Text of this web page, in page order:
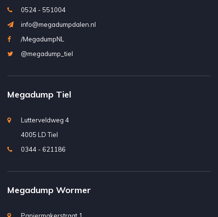
0524 - 551004
info@megadumpdalen.nl
/MegadumpNL
@megadump_tiel
Megadump Tiel
Lutterveldweg 4
4005 LD Tiel
0344 - 621186
Megadump Wormer